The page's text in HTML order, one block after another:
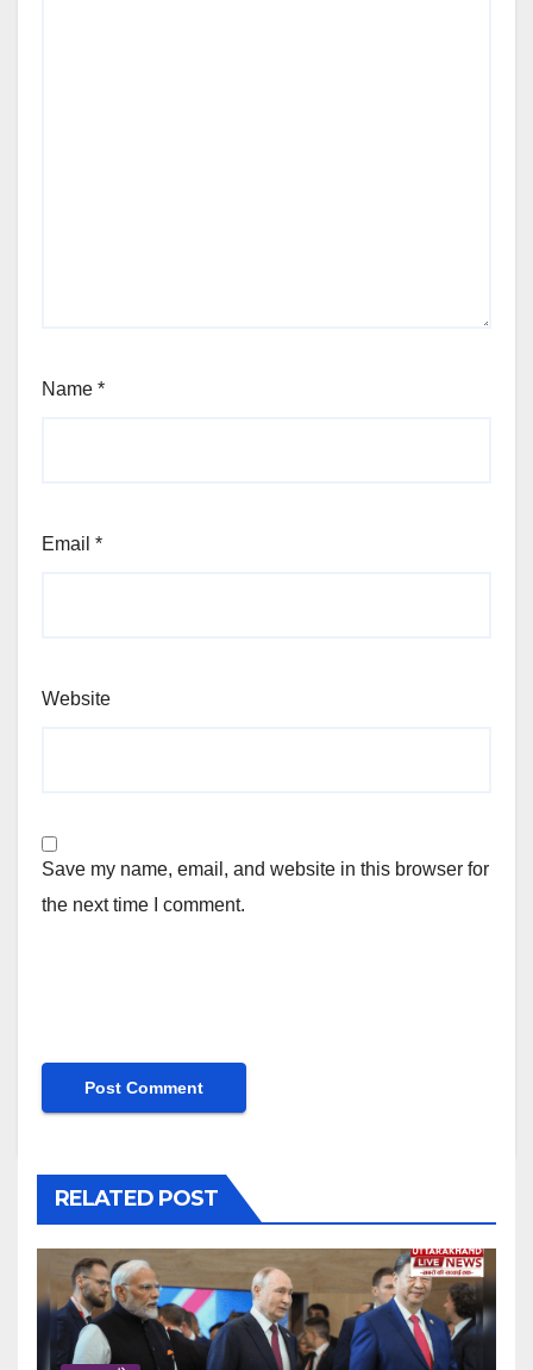
Name *
Email *
Website
Save my name, email, and website in this browser for
the next time I comment.
RELATED POST